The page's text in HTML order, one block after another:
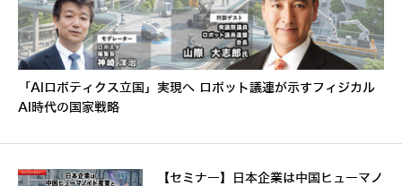
「AIロボティクス立国」実現へ ロボット議連が示すフィジカル
AI時代の国家戦略
【セミナー】日本企業は中国ヒューマノ